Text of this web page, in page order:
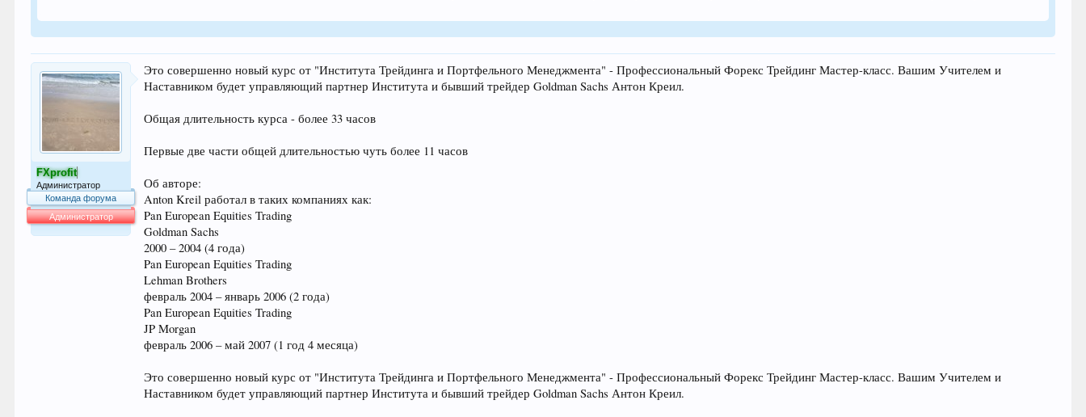
FXprofit
Администратор
Команда форума
Администратор
Это совершенно новый курс от "Института Трейдинга и Портфельного Менеджмента" - Профессиональный Форекс Трейдинг Мастер-класс. Вашим Учителем и
Наставником будет управляющий партнер Института и бывший трейдер Goldman Sachs Антон Креил.
Общая длительность курса - более 33 часов
Первые две части общей длительностью чуть более 11 часов
Об авторе:
Anton Kreil работал в таких компаниях как:
Pan European Equities Trading
Goldman Sachs
2000 – 2004 (4 года)
Pan European Equities Trading
Lehman Brothers
февраль 2004 – январь 2006 (2 года)
Pan European Equities Trading
JP Morgan
февраль 2006 – май 2007 (1 год 4 месяца)
Это совершенно новый курс от "Института Трейдинга и Портфельного Менеджмента" - Профессиональный Форекс Трейдинг Мастер-класс. Вашим Учителем и
Наставником будет управляющий партнер Института и бывший трейдер Goldman Sachs Антон Креил.